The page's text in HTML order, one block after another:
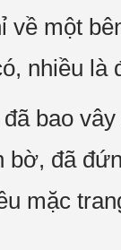
về một
nhiều là
bao
bờ, đã
mặc